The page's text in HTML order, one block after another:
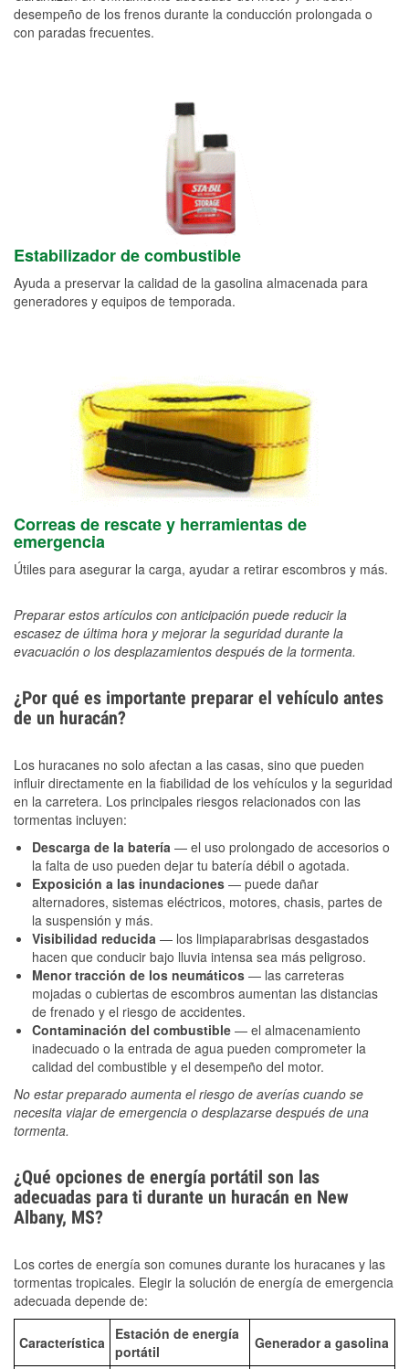
desempeño de los frenos durante la conducción prolongada o
con paradas frecuentes.
Estabilizador de combustible
Ayuda a preservar la calidad de la gasolina almacenada para
generadores y equipos de temporada.
Correas de rescate y herramientas de
emergencia
Útiles para asegurar la carga, ayudar a retirar escombros y más.
Preparar estos artículos con anticipación puede reducir la
escasez de última hora y mejorar la seguridad durante la
evacuación o los desplazamientos después de la tormenta.
¿Por qué es importante preparar el vehículo antes
de un huracán?
Los huracanes no solo afectan a las casas, sino que pueden
influir directamente en la fiabilidad de los vehículos y la seguridad
en la carretera. Los principales riesgos relacionados con las
tormentas incluyen:
Descarga de la batería — el uso prolongado de accesorios o
la falta de uso pueden dejar tu batería débil o agotada.
Exposición a las inundaciones — puede dañar
alternadores, sistemas eléctricos, motores, chasis, partes de
la suspensión y más.
Visibilidad reducida — los limpiaparabrisas desgastados
hacen que conducir bajo lluvia intensa sea más peligroso.
Menor tracción de los neumáticos — las carreteras
mojadas o cubiertas de escombros aumentan las distancias
de frenado y el riesgo de accidentes.
Contaminación del combustible — el almacenamiento
inadecuado o la entrada de agua pueden comprometer la
calidad del combustible y el desempeño del motor.
No estar preparado aumenta el riesgo de averías cuando se
necesita viajar de emergencia o desplazarse después de una
tormenta.
¿Qué opciones de energía portátil son las
adecuadas para ti durante un huracán en New
Albany, MS?
Los cortes de energía son comunes durante los huracanes y las
tormentas tropicales. Elegir la solución de energía de emergencia
adecuada depende de:
Característica
Estación de energía
portátil
Generador a gasolina